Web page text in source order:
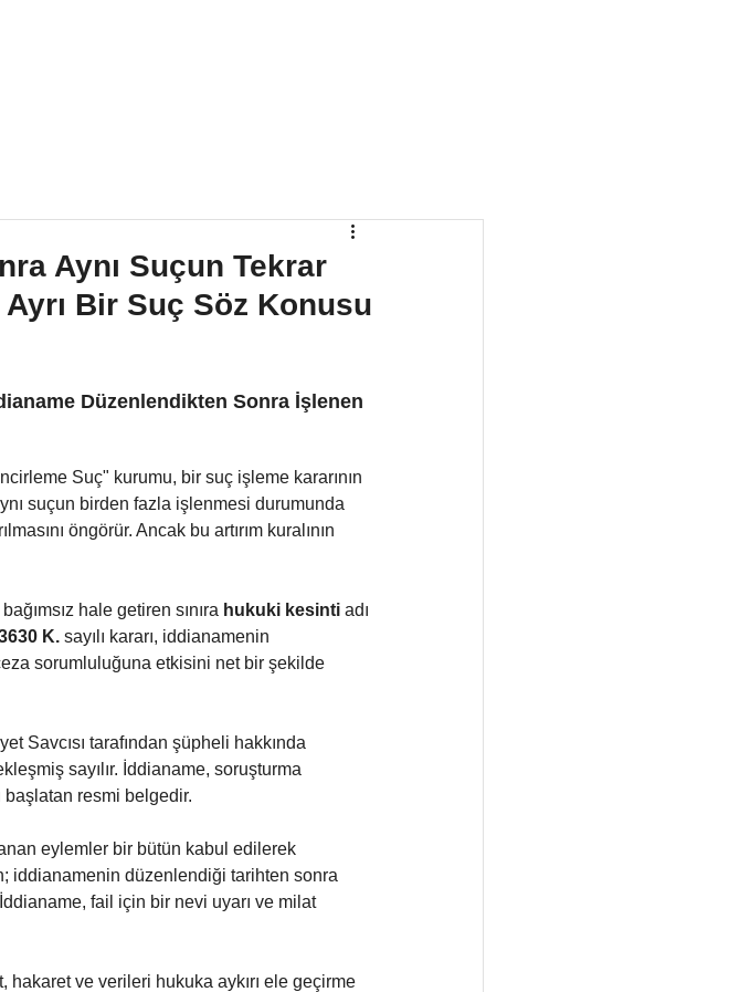
Aynı Suçun Tekrar
Bir Suç Söz Konusu
Düzenlendikten Sonra İşlenen
Suç" kurumu, bir suç işleme kararının
suçun birden fazla işlenmesi durumunda
öngörür. Ancak bu artırım kuralının
hale getiren sınıra hukuki kesinti adı
K. sayılı kararı, iddianamenin
sorumluluğuna etkisini net bir şekilde
Savcısı tarafından şüpheli hakkında
sayılır. İddianame, soruşturma
başlatan resmi belgedir.
eylemler bir bütün kabul edilerek
iddianamenin düzenlendiği tarihten sonra
fail için bir nevi uyarı ve milat
hakaret ve verileri hukuka aykırı ele geçirme